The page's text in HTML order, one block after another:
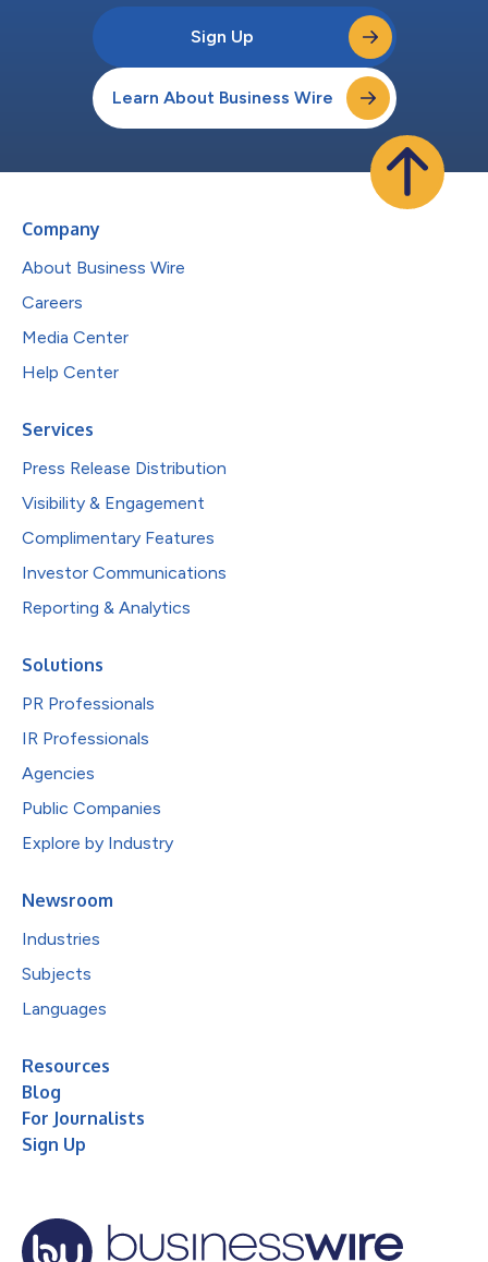
Sign Up
Learn About Business Wire
Company
About Business Wire
Careers
Media Center
Help Center
Services
Press Release Distribution
Visibility & Engagement
Complimentary Features
Investor Communications
Reporting & Analytics
Solutions
PR Professionals
IR Professionals
Agencies
Public Companies
Explore by Industry
Newsroom
Industries
Subjects
Languages
Resources
Blog
For Journalists
Sign Up